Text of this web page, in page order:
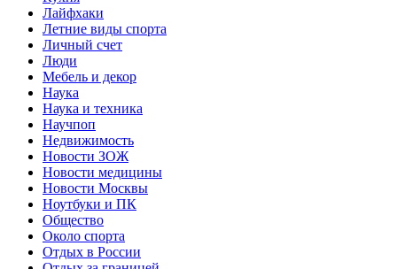
Лайфхаки
Летние виды спорта
Личный счет
Люди
Мебель и декор
Наука
Наука и техника
Научпоп
Недвижимость
Новости ЗОЖ
Новости медицины
Новости Москвы
Ноутбуки и ПК
Общество
Около спорта
Отдых в России